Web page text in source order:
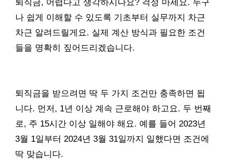
퇴직금, 어렵다고 생각하시나요? 걱정 마세요. 누구
나 쉽게 이해할 수 있도록 기초부터 실무까지 차근
차근 알려드릴게요. 실제 계산 방식과 필요한 조건
들을 명확히 짚어드리겠습니다.
퇴직금을 받으려면 딱 두 가지 조건만 충족하면 됩
니다. 먼저, 1년 이상 계속 근로해야 하고요. 두 번째
로, 주 15시간 이상 일해야 해요. 예를 들어 2023년
3월 1일부터 2024년 3월 31일까지 일했다면 조건에
딱 맞습니다.